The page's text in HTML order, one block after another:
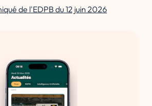
de l'EDPB du 12 juin 2026